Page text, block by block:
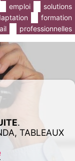
solutions
emploi
formation
professionnelles
.
TABLEAUX